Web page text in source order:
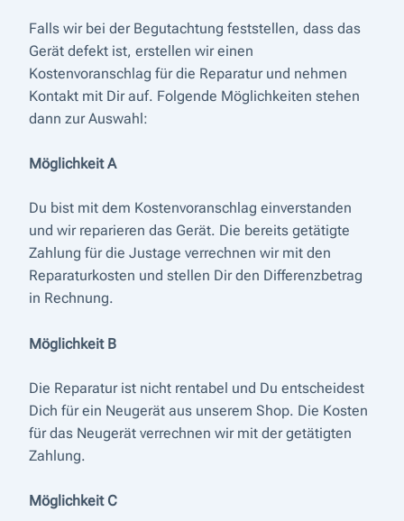
Falls wir bei der Begutachtung feststellen, dass das
Gerät defekt ist, erstellen wir einen
Kostenvoranschlag für die Reparatur und nehmen
Kontakt mit Dir auf. Folgende Möglichkeiten stehen
dann zur Auswahl:
Möglichkeit A
Du bist mit dem Kostenvoranschlag einverstanden
und wir reparieren das Gerät. Die bereits getätigte
Zahlung für die Justage verrechnen wir mit den
Reparaturkosten und stellen Dir den Differenzbetrag
in Rechnung.
Möglichkeit B
Die Reparatur ist nicht rentabel und Du entscheidest
Dich für ein Neugerät aus unserem Shop. Die Kosten
für das Neugerät verrechnen wir mit der getätigten
Zahlung.
Möglichkeit C